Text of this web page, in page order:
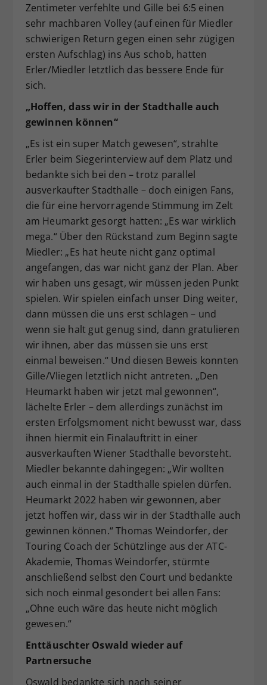
Zentimeter verfehlte und Gille bei 6:5 einen
sehr machbaren Volley (auf einen für Miedler
schwierigen Return gegen einen sehr zügigen
ersten Aufschlag) ins Aus schob, hatten
Erler/Miedler letztlich das bessere Ende für
sich.
„Hoffen, dass wir in der Stadthalle auch
gewinnen können“
„Es ist ein super Match gewesen“, strahlte
Erler beim Siegerinterview auf dem Platz und
bedankte sich bei den – trotz parallel
ausverkaufter Stadthalle – doch einigen Fans,
die für eine hervorragende Stimmung im Zelt
am Heumarkt gesorgt hatten: „Es war wirklich
mega.“ Über den Rückstand zum Beginn sagte
Miedler: „Es hat heute nicht ganz optimal
angefangen, das war nicht ganz der Plan. Aber
wir haben uns gesagt, wir müssen jeden Punkt
spielen. Wir spielen einfach unser Ding weiter,
dann müssen die uns erst schlagen – und
wenn sie halt gut genug sind, dann gratulieren
wir ihnen, aber das müssen sie uns erst
einmal beweisen.“ Und diesen Beweis konnten
Gille/Vliegen letztlich nicht antreten. „Den
Heumarkt haben wir jetzt mal gewonnen“,
lächelte Erler – dem allerdings zunächst im
ersten Erfolgsmoment nicht bewusst war, dass
ihnen hiermit ein Finalauftritt in einer
ausverkauften Wiener Stadthalle bevorsteht.
Miedler bekannte dahingegen: „Wir wollten
auch einmal in der Stadthalle spielen dürfen.
Heumarkt 2022 haben wir gewonnen, aber
jetzt hoffen wir, dass wir in der Stadthalle auch
gewinnen können.“ Thomas Weindorfer, der
Touring Coach der Schützlinge aus der ATC-
Akademie, Thomas Weindorfer, stürmte
anschließend selbst den Court und bedankte
sich noch einmal gesondert bei allen Fans:
„Ohne euch wäre das heute nicht möglich
gewesen.“
Enttäuschter Oswald wieder auf
Partnersuche
Oswald bedankte sich nach seiner